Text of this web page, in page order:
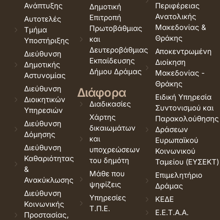
Ανάπτυξης
Αυτοτελές
Τμήμα
Υποστήριξης
Διεύθυνση
Δημοτικής
Αστυνομίας
Διεύθυνση
Διοικητικών
Υπηρεσιών
Διεύθυνση
Δόμησης
Διεύθυνση
Καθαριότητας
&
Ανακύκλωσης
Διεύθυνση
Κοινωνικής
Προστασίας,
Δημοτική
Επιτροπή
Πρωτοβάθμιας
και
Δευτεροβάθμιας
Εκπαίδευσης
Δήμου Δράμας
Διάφορα
Διαδικασίες
Χάρτης
δικαιωμάτων
και
υποχρεώσεων
του δημότη
Μάθε που
ψηφίζεις
Υπηρεσίες
Τ.Π.Ε.
Περιφέρειας
Ανατολικής
Μακεδονίας &
Θράκης
Αποκεντρωμένη
Διοίκηση
Μακεδονίας -
Θράκης
Ειδική Υπηρεσία
Συντονισμού και
Παρακολούθησης
Δράσεων
Ευρωπαϊκού
Κοινωνικού
Ταμείου (ΕΥΣΕΚΤ)
Επιμελητήριο
Δράμας
ΚΕΔΕ
Ε.Ε.Τ.Α.Α.